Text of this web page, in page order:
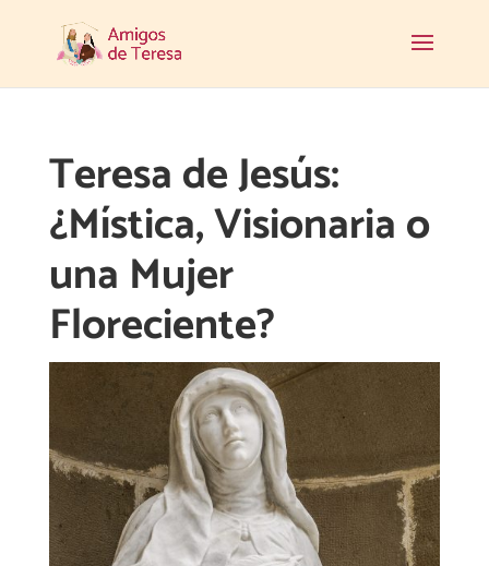
Teresa de Jesús:
¿Mística, Visionaria o
una Mujer
Floreciente?